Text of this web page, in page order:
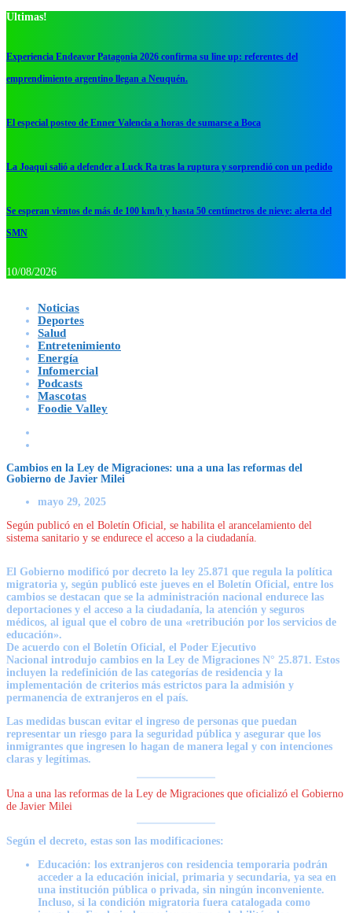
Ultimas!
Experiencia Endeavor Patagonia 2026 confirma su line up: referentes del
emprendimiento argentino llegan a Neuquén.
El especial posteo de Enner Valencia a horas de sumarse a Boca
La Joaqui salió a defender a Luck Ra tras la ruptura y sorprendió con un pedido
Se esperan vientos de más de 100 km/h y hasta 50 centímetros de nieve: alerta del
SMN
10/08/2026
Noticias
Deportes
Salud
Entretenimiento
Energía
Infomercial
Podcasts
Mascotas
Foodie Valley
Cambios en la Ley de Migraciones: una a una las reformas del
Gobierno de Javier Milei
mayo 29, 2025
Según publicó en el Boletín Oficial, se habilita el arancelamiento del
sistema sanitario y se endurece el acceso a la ciudadanía.
El Gobierno modificó por decreto la ley 25.871 que regula la política
migratoria y, según publicó este jueves en el Boletín Oficial, entre los
cambios se destacan que se la administración nacional endurece las
deportaciones y el acceso a la ciudadanía, la atención y seguros
médicos, al igual que el cobro de una «retribución por los servicios de
educación».
De acuerdo con el Boletín Oficial, el Poder Ejecutivo
Nacional introdujo cambios en la Ley de Migraciones N° 25.871. Estos
incluyen la redefinición de las categorías de residencia y la
implementación de criterios más estrictos para la admisión y
permanencia de extranjeros en el país.
Las medidas buscan evitar el ingreso de personas que puedan
representar un riesgo para la seguridad pública y asegurar que los
inmigrantes que ingresen lo hagan de manera legal y con intenciones
claras y legítimas.
Una a una las reformas de la Ley de Migraciones que oficializó el Gobierno
de Javier Milei
Según el decreto, estas son las modificaciones:
Educación: los extranjeros con residencia temporaria podrán
acceder a la educación inicial, primaria y secundaria, ya sea en
una institución pública o privada, sin ningún inconveniente.
Incluso, si la condición migratoria fuera catalogada como